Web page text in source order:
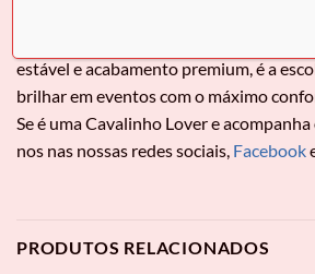
estável e acabamento premium, é a
brilhar em eventos com o máximo
Se é uma Cavalinho Lover e
nos nas nossas redes sociais, Facebook
PRODUTOS RELACIONADOS